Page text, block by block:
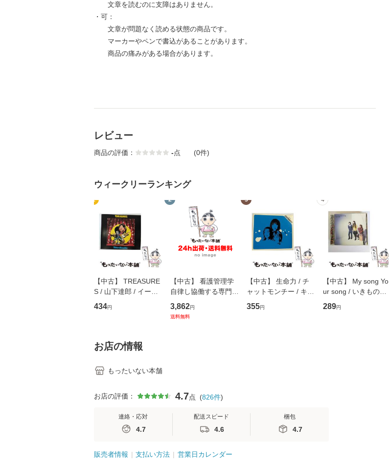
文章を読むのに支障はありません。
・可：
文章が問題なく読める状態の商品です。
マーカーやペンで書込があることがあります。
商品の痛みがある場合があります。
レビュー
商品の評価： -点 (0件)
ウィークリーランキング
1
【中古】 TREASURE
S / 山下達郎 / イース
トウエスト・ジャパン
[CD]【メール便送料無
434円
2
【中古】 看護管理学
自律し協働する専門職
の看護マネジメントス
キル 改訂第3版 (看護
3,862円
送料無料
3
【中古】 生命力 / チ
ャットモンチー / キュ
ーンレコード [CD]
【メール便送料無料】
355円
4
【中古】 My song Yo
ur song / いきものが
かり / [CD]【メール便
送料無料】
289円
お店の情報
もったいない本舗
お店の評価： 4.7点 (826件)
連絡・応対
4.7
配送スピード
4.6
梱包
4.7
販売者情報 支払い方法 営業日カレンダー